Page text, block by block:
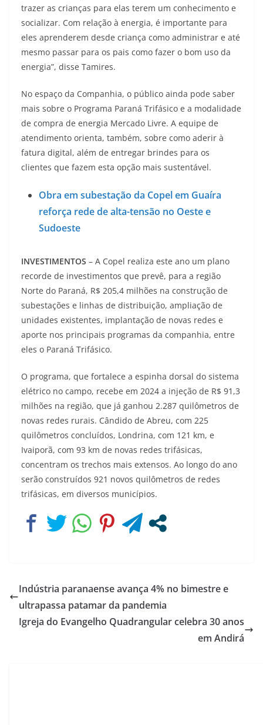
trazer as crianças para elas terem um conhecimento e
socializar. Com relação à energia, é importante para
eles aprenderem desde criança como administrar e até
mesmo passar para os pais como fazer o bom uso da
energia”, disse Tamires.
No espaço da Companhia, o público ainda pode saber
mais sobre o Programa Paraná Trifásico e a modalidade
de compra de energia Mercado Livre. A equipe de
atendimento orienta, também, sobre como aderir à
fatura digital, além de entregar brindes para os
clientes que fazem esta opção mais sustentável.
Obra em subestação da Copel em Guaíra
reforça rede de alta-tensão no Oeste e
Sudoeste
INVESTIMENTOS – A Copel realiza este ano um plano
recorde de investimentos que prevê, para a região
Norte do Paraná, R$ 205,4 milhões na construção de
subestações e linhas de distribuição, ampliação de
unidades existentes, implantação de novas redes e
aporte nos principais programas da companhia, entre
eles o Paraná Trifásico.
O programa, que fortalece a espinha dorsal do sistema
elétrico no campo, recebe em 2024 a injeção de R$ 91,3
milhões na região, que já ganhou 2.287 quilômetros de
novas redes rurais. Cândido de Abreu, com 225
quilômetros concluídos, Londrina, com 121 km, e
Ivaiporã, com 93 km de novas redes trifásicas,
concentram os trechos mais extensos. Ao longo do ano
serão construídos 921 novos quilômetros de redes
trifásicas, em diversos municípios.
Indústria paranaense avança 4% no bimestre e
ultrapassa patamar da pandemia
Igreja do Evangelho Quadrangular celebra 30 anos
em Andirá